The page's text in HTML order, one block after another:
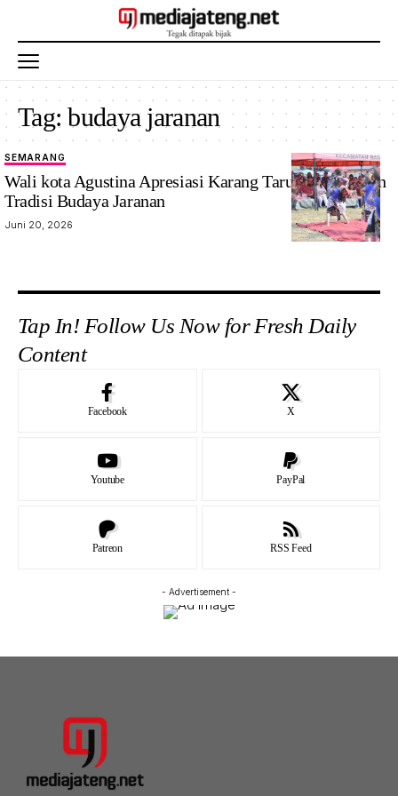
Tag:budaya jaranan
SEMARANG
Wali kota Agustina Apresiasi Karang Taruna Lestarikan
Tradisi Budaya Jaranan
Juni 20, 2026
Tap In! Follow Us Now for Fresh Daily
Content
Facebook X
Youtube PayPal
Patreon RSS Feed
- Advertisement -